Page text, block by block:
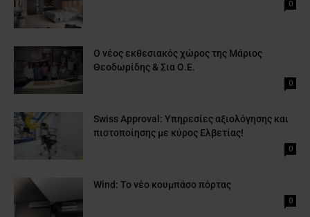
0
Ο νέος εκθεσιακός χώρος της Μάριος
Θεοδωρίδης & Σια Ο.Ε.
0
Swiss Approval: Υπηρεσίες αξιολόγησης και
πιστοποίησης με κύρος Ελβετίας!
0
Wind: Το νέο κουμπάσο πόρτας
0